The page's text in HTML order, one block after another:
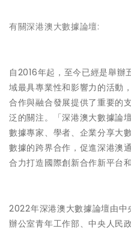
有關深港澳大數據論壇:
自2016年起，至今已經是舉辦
域最具專業性和影響力的活動
合作與融合發展提供了重要的
泛的關注。「深港澳大數據論
數據專家、學者、企業分享大
數據的跨界合作，促進深港澳
合力打造國際創新合作新平台
2022年深港澳大數據論壇由中
辦公室青年工作部、中央人民